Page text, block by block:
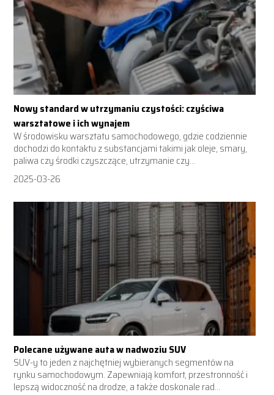
Nowy standard w utrzymaniu czystości: czyściwa
warsztatowe i ich wynajem
W środowisku warsztatu samochodowego, gdzie codziennie
dochodzi do kontaktu z substancjami takimi jak oleje, smary,
paliwa czy środki czyszczące, utrzymanie czy...
2025-03-26
Polecane używane auta w nadwoziu SUV
SUV-y to jeden z najchętniej wybieranych segmentów na
rynku samochodowym. Zapewniają komfort, przestronność i
lepszą widoczność na drodze, a także doskonale rad...